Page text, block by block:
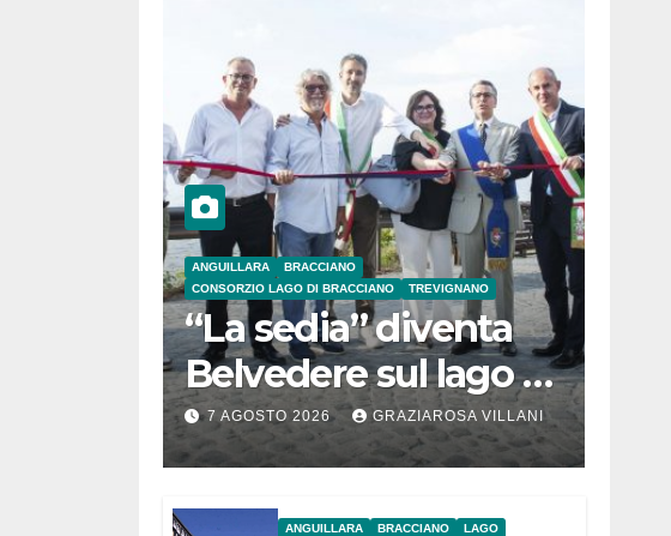
ANGUILLARA
BRACCIANO
CONSORZIO LAGO DI BRACCIANO
TREVIGNANO
“La sedia” diventa
Belvedere sul lago di
Bracciano: ieri
l’inaugurazione
7 AGOSTO 2026 GRAZIAROSA VILLANI
ANGUILLARA BRACCIANO
LAGO